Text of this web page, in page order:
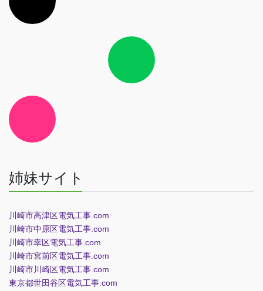
ン
リ
イ
コ
ン
リ
イ
コ
ン
リ
姉妹サイト
川崎市高津区電気工事.com
川崎市中原区電気工事.com
川崎市幸区電気工事.com
川崎市宮前区電気工事.com
川崎市川崎区電気工事.com
東京都世田谷区電気工事.com